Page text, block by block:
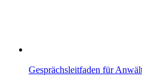
Gesprächsleitfaden für